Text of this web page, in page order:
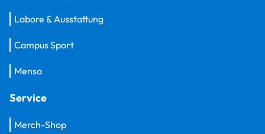
Labore & Ausstattung
Campus Sport
Mensa
Service
Merch-Shop